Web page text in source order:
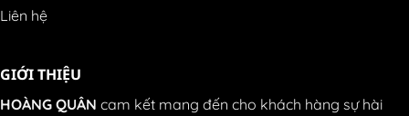
Liên hệ
GIỚI THIỆU
HOÀNG QUÂN cam kết mang đến cho khách hàng sự hài